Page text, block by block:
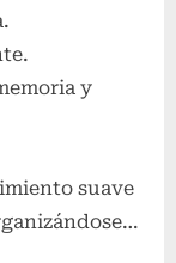
y
suave